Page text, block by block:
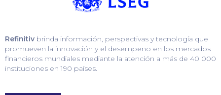
Refinitiv brinda información, perspectivas y tecnología que
promueven la innovación y el desempeño en los mercados
financieros mundiales mediante la atención a más de 40 000
instituciones en 190 países.